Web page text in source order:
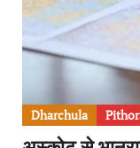
Dharchula